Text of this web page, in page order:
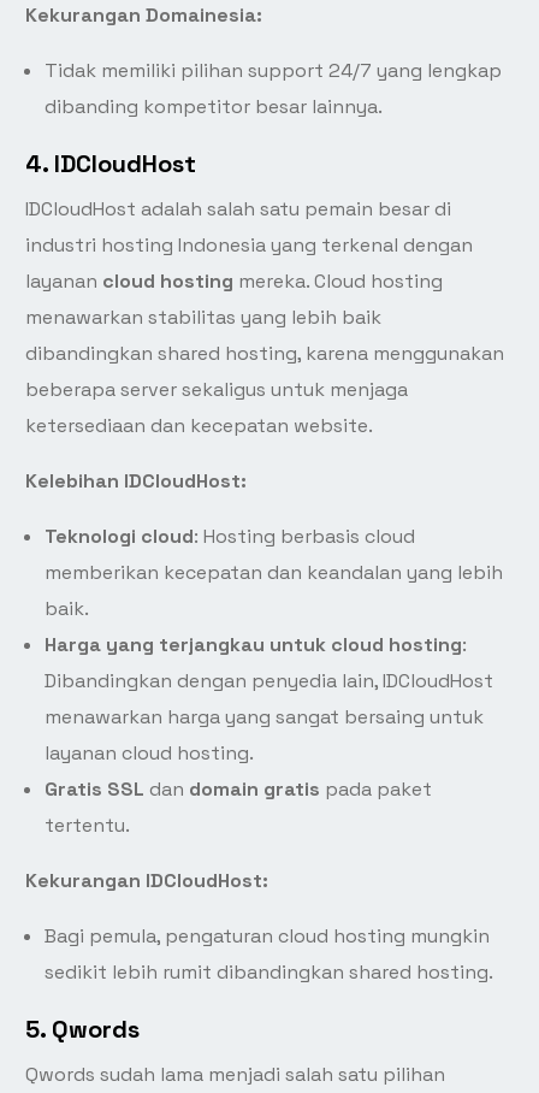
Kekurangan Domainesia:
Tidak memiliki pilihan support 24/7 yang lengkap
dibanding kompetitor besar lainnya.
4. IDCloudHost
IDCloudHost adalah salah satu pemain besar di
industri hosting Indonesia yang terkenal dengan
layanan cloud hosting mereka. Cloud hosting
menawarkan stabilitas yang lebih baik
dibandingkan shared hosting, karena menggunakan
beberapa server sekaligus untuk menjaga
ketersediaan dan kecepatan website.
Kelebihan IDCloudHost:
Teknologi cloud: Hosting berbasis cloud
memberikan kecepatan dan keandalan yang lebih
baik.
Harga yang terjangkau untuk cloud hosting:
Dibandingkan dengan penyedia lain, IDCloudHost
menawarkan harga yang sangat bersaing untuk
layanan cloud hosting.
Gratis SSL dan domain gratis pada paket
tertentu.
Kekurangan IDCloudHost:
Bagi pemula, pengaturan cloud hosting mungkin
sedikit lebih rumit dibandingkan shared hosting.
5. Qwords
Qwords sudah lama menjadi salah satu pilihan